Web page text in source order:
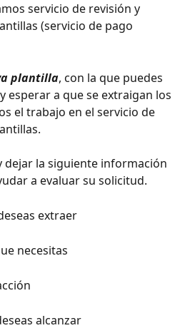
servicio de revisión y
(servicio de pago
plantilla, con la que puedes
esperar a que se extraigan los
el trabajo en el servicio de
dejar la siguiente información
a evaluar su solicitud.
extraer
necesitas
alcanzar